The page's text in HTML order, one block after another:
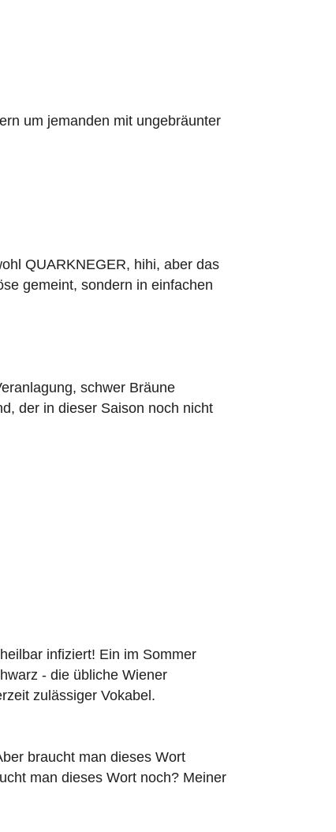
um jemanden mit ungebräunter
QUARKNEGER, hihi, aber das
gemeint, sondern in einfachen
schwer Bräune
der in dieser Saison noch nicht
infiziert! Ein im Sommer
- die übliche Wiener
zulässiger Vokabel.
braucht man dieses Wort
man dieses Wort noch? Meiner